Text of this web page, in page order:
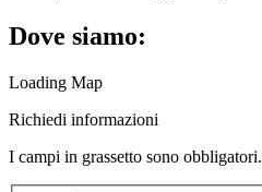
Dove siamo:
Loading Map
Richiedi informazioni
I campi in grassetto sono obbligatori.